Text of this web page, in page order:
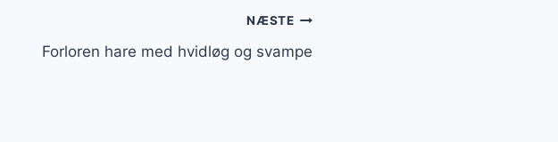
NÆSTE
Forloren hare med hvidløg og svampe